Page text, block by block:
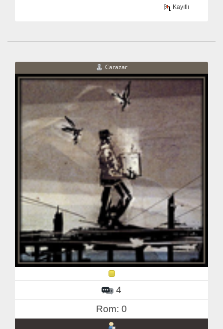
Kayıtlı
Carazar
4
Rom: 0